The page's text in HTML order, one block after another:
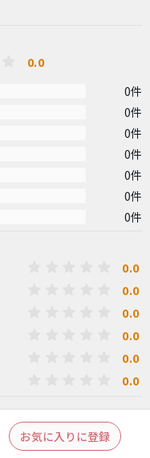
0.0
0件
0件
0件
0件
0件
0件
0件
0.0
0.0
0.0
0.0
0.0
0.0
お気に入りに登録